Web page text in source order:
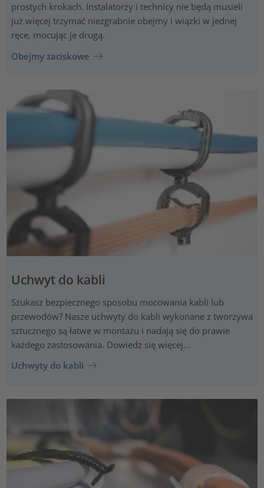
prostych krokach. Instalatorzy i technicy nie będą musieli
już więcej trzymać niezgrabnie obejmy i wiązki w jednej
ręce, mocując je drugą.
Obejmy zaciskowe
Uchwyt do kabli
Szukasz bezpiecznego sposobu mocowania kabli lub
przewodów? Nasze uchwyty do kabli wykonane z tworzywa
sztucznego są łatwe w montażu i nadają się do prawie
każdego zastosowania. Dowiedz się więcej...
Uchwyty do kabli